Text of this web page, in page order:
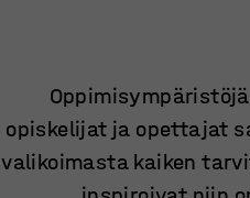
opiskelijat ja opettajat
valikoimasta kaiken